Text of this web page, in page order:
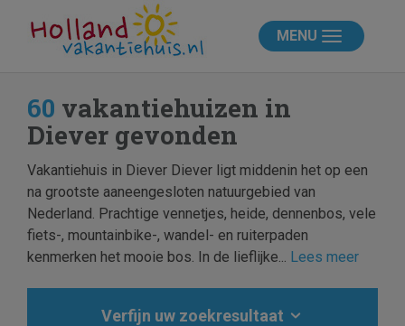
MENU
60 vakantiehuizen in
Diever gevonden
Vakantiehuis in Diever Diever ligt middenin het op een
na grootste aaneengesloten natuurgebied van
Nederland. Prachtige vennetjes, heide, dennenbos, vele
fiets-, mountainbike-, wandel- en ruiterpaden
kenmerken het mooie bos. In de lieflijke... Lees meer
Verfijn uw zoekresultaat